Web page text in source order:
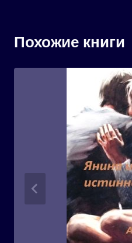
Похожие книги